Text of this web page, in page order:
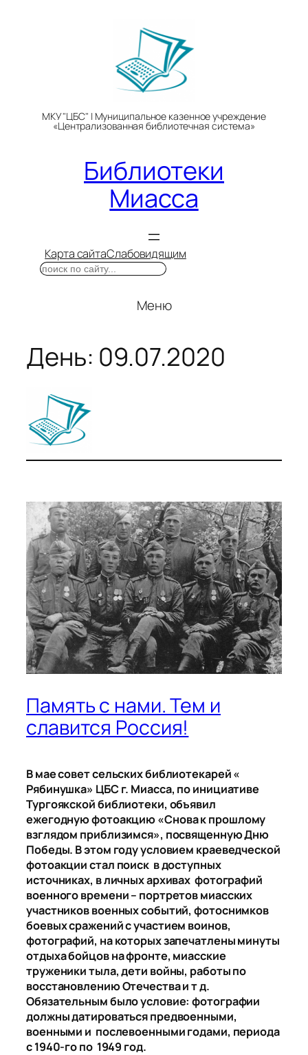
МКУ "ЦБС" | Муниципальное казенное учреждение
«Централизованная библиотечная система»
Библиотеки
Миасса
Карта сайтаСлабовидящим
Поиск
Меню
День: 09.07.2020
Память с нами. Тем и
славится Россия!
В мае совет сельских библиотекарей «
Рябинушка» ЦБС г. Миасса, по инициативе
Тургоякской библиотеки, объявил
ежегодную фотоакцию«Снова к прошлому
взглядом приблизимся», посвященную Дню
Победы. В этом году условием краеведческой
фотоакции стал поиск в доступных
источниках, в личных архивах фотографий
военного времени – портретов миасских
участников военных событий, фотоснимков
боевых сражений с участием воинов,
фотографий, на которых запечатлены минуты
отдыха бойцов на фронте, миасские
труженики тыла, дети войны, работы по
восстановлению Отечества и т д.
Обязательным было условие: фотографии
должны датироваться предвоенными,
военными и послевоенными годами, периода
с 1940-го по 1949 год.